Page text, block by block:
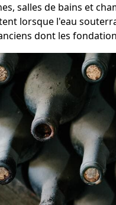
salles de bains et
lorsque l'eau
dont les